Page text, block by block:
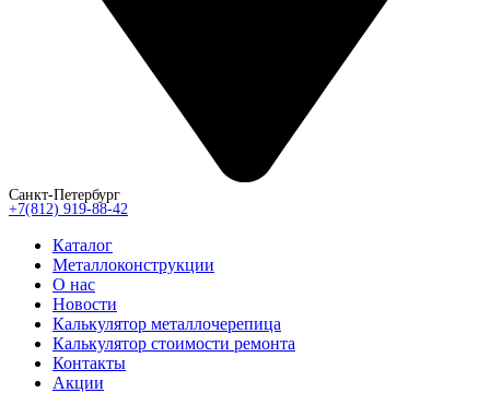
Санкт-Петербург
+7(812) 919-88-42
Каталог
Металлоконструкции
О нас
Новости
Калькулятор металлочерепица
Калькулятор стоимости ремонта
Контакты
Акции